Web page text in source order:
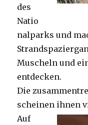
des
Natio
nalparks und
Muscheln und
entdecken.
Die
scheinen ihnen
Auf